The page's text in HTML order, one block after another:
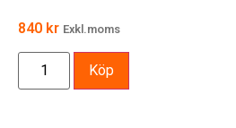
840 kr Exkl.moms
Köp